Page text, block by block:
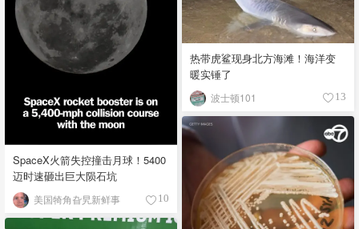
热带虎鲨现身北方海滩！海洋变
暖实锤了
波士顿101 13
SpaceX火箭失控撞击月球！5400
迈时速砸出巨大陨石坑
美国犄角旮旯新鲜事 10